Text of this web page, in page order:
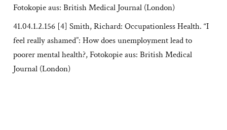
Fotokopie aus: British Medical Journal (London)
41.04.1.2.156 [4] Smith, Richard: Occupationless Health. “I
feel really ashamed”: How does unemployment lead to
poorer mental health?, Fotokopie aus: British Medical
Journal (London)